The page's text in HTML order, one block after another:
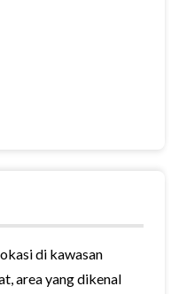
di kawasan
area yang dikenal